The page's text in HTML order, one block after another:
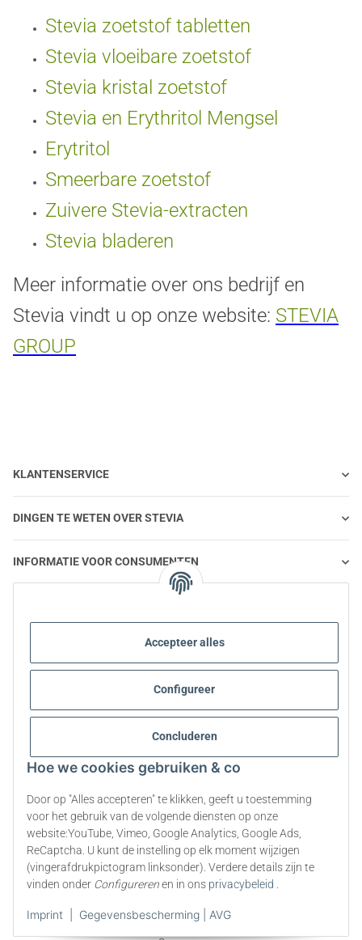
Accepteer alles
Configureer
Concluderen
Hoe we cookies gebruiken & co
Door op "Alles accepteren" te klikken, geeft u toestemming
voor het gebruik van de volgende diensten op onze
website:YouTube, Vimeo, Google Analytics, Google Ads,
ReCaptcha. U kunt de instelling op elk moment wijzigen
(vingerafdrukpictogram linksonder). Verdere details zijn te
vinden onder Configurerenen in ons privacybeleid
Imprint Gegevensbescherming | AVG
Stevia zoetstof tabletten
Stevia vloeibare zoetstof
Stevia kristal zoetstof
Stevia en Erythritol Mengsel
Erytritol
Smeerbare zoetstof
Zuivere Stevia-extracten
Stevia bladeren
Meer informatie over ons bedrijf en
Stevia vindt u op onze website: STEVIA
GROUP
KLANTENSERVICE
DINGEN TE WETEN OVER STEVIA
INFORMATIE VOOR CONSUMENTEN
STEVIA | VRAGEN EN ANTWOORDEN
INFORMATIE OVER STEVIA PRODUCTEN
Contract herroepen
* Alle prijzen zijn inclusief wettelijke BTW., exclusiefverzendkosten
© 2009-2026 All rights reserved. | steviapura ® is a registered trademark of